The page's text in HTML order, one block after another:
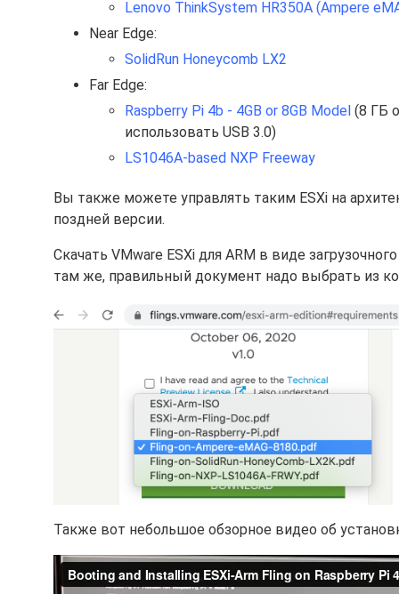
Lenovo ThinkSystem HR350A (Ampere
Near Edge:
SolidRun Honeycomb LX2
Far Edge:
Raspberry Pi 4b - 4GB or 8GB Model (8 ГБ
использовать USB 3.0)
LS1046A-based NXP Freeway
Вы также можете управлять таким ESXi на
поздней версии.
Скачать VMware ESXi для ARM в виде
там же, правильный документ надо выбрать из
Также вот небольшое обзорное видео об